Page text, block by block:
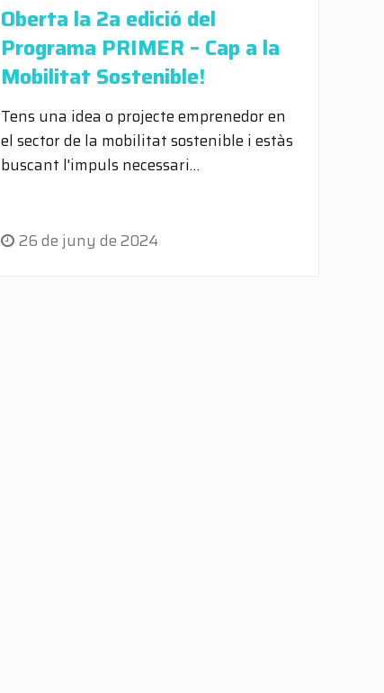
Oberta la 2a edició del
Programa PRIMER – Cap a la
Mobilitat Sostenible!
Tens una idea o projecte emprenedor en
el sector de la mobilitat sostenible i estàs
buscant l'impuls necessari…
26 de juny de 2024